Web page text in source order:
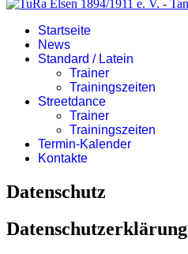
Startseite
News
Standard / Latein
Trainer
Trainingszeiten
Streetdance
Trainer
Trainingszeiten
Termin-Kalender
Kontakte
Datenschutz
Datenschutzerklärung